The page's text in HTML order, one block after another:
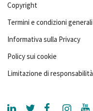
Copyright
Termini e condizioni generali
Informativa sulla Privacy
Policy sui cookie
Limitazione di responsabilità